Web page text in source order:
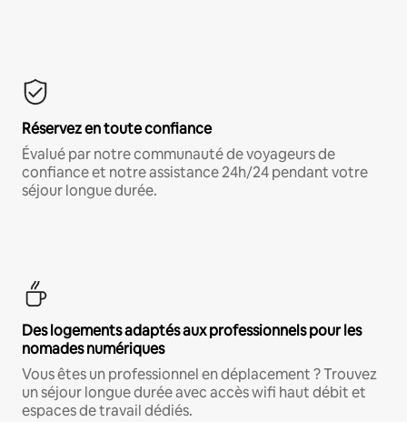
Réservez en toute confiance
Évalué par notre communauté de voyageurs de
confiance et notre assistance 24h/24 pendant votre
séjour longue durée.
Des logements adaptés aux professionnels pour les
nomades numériques
Vous êtes un professionnel en déplacement ? Trouvez
un séjour longue durée avec accès wifi haut débit et
espaces de travail dédiés.